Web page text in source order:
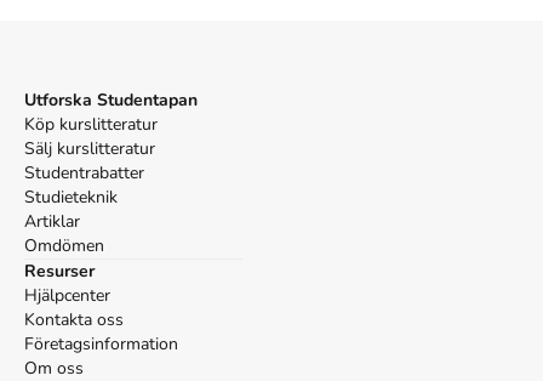
Trask, (Robert Lawrence) R. L. (2004).
basics(2:a uppl.). Routledge.
Vancouver
Trask (Robert Lawrence) R. L. Language : the basics. 2:a
uppl. Routledge; 2004.
Utforska Studentapan
Köp kurslitteratur
Sälj kurslitteratur
Studentrabatter
Studieteknik
Artiklar
Omdömen
Resurser
Hjälpcenter
Kontakta oss
Företagsinformation
Om oss